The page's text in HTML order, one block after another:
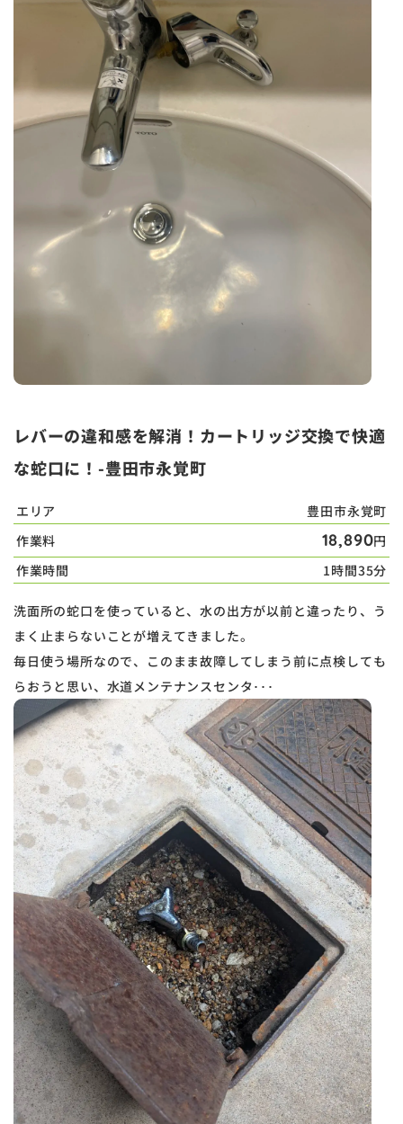
レバーの違和感を解消！カートリッジ交換で快適
な蛇口に！-豊田市永覚町
エリア
豊田市永覚町
作業料
18,890円
作業時間
1時間35分
洗面所の蛇口を使っていると、水の出方が以前と違ったり、う
まく止まらないことが増えてきました。
毎日使う場所なので、このまま故障してしまう前に点検しても
らおうと思い、水道メンテナンスセンタ･･･